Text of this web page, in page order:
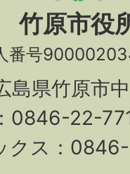
竹原市役
番号
県竹原市
0846-22-
クス：